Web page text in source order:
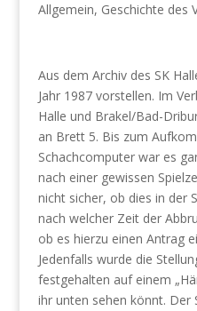
Allgemein, Geschichte des
Aus dem Archiv des SK
Jahr 1987 vorstellen. Im
Halle und Brakel/Bad-
an Brett 5. Bis zum
Schachcomputer war es
nach einer gewissen
nicht sicher, ob dies in der
nach welcher Zeit der
ob es hierzu einen Antrag
Jedenfalls wurde die
festgehalten auf einem
ihr unten sehen könnt. Der